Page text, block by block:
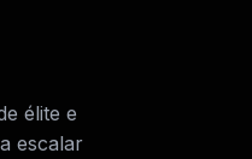
élite e
escalar